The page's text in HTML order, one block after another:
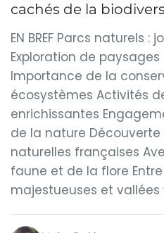
cachés de la
EN BREF Parcs naturels
Exploration de
Importance de la
écosystèmes Activités
enrichissantes
de la nature Découverte
naturelles françaises
faune et de la flore
majestueuses et vallées